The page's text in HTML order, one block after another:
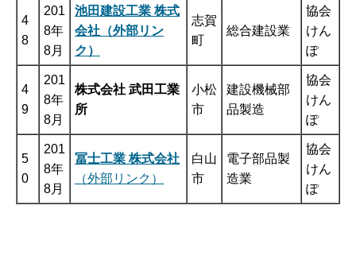
4
8
201
8年
8月
池田建設工業 株式
会社（外部リン
ク）
志賀
町
総合建設業
協会
けん
ぽ
4
9
201
8年
8月
株式会社 武田工業
所
小松
市
建設機械部
品製造
協会
けん
ぽ
5
0
201
8年
8月
冨士工業 株式会社
（外部リンク）
白山
市
電子部品製
造業
協会
けん
ぽ